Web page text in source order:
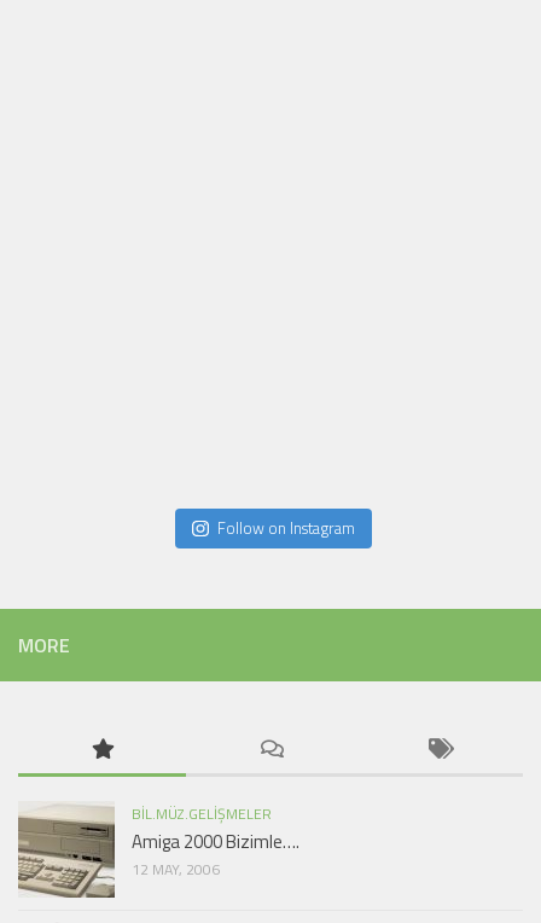
Follow on Instagram
MORE
BIL.MÜZ.GELIŞMELER
Amiga 2000 Bizimle….
12 MAY, 2006